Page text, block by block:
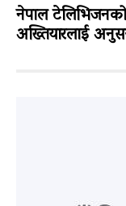
नेपाल
अख्तियारलाई